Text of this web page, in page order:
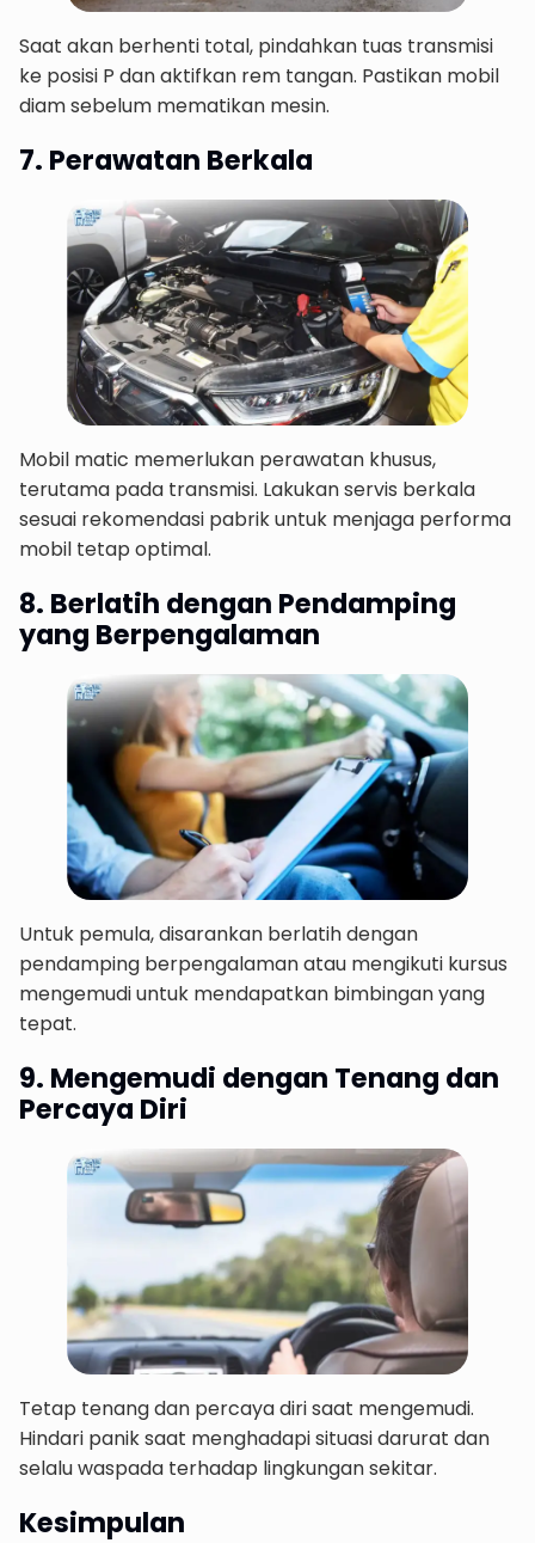
Saat akan berhenti total, pindahkan tuas transmisi
ke posisi P dan aktifkan rem tangan. Pastikan mobil
diam sebelum mematikan mesin.
7. Perawatan Berkala
Mobil matic memerlukan perawatan khusus,
terutama pada transmisi. Lakukan servis berkala
sesuai rekomendasi pabrik untuk menjaga performa
mobil tetap optimal.
8. Berlatih dengan Pendamping
yang Berpengalaman
Untuk pemula, disarankan berlatih dengan
pendamping berpengalaman atau mengikuti kursus
mengemudi untuk mendapatkan bimbingan yang
tepat.
9. Mengemudi dengan Tenang dan
Percaya Diri
Tetap tenang dan percaya diri saat mengemudi.
Hindari panik saat menghadapi situasi darurat dan
selalu waspada terhadap lingkungan sekitar.
Kesimpulan